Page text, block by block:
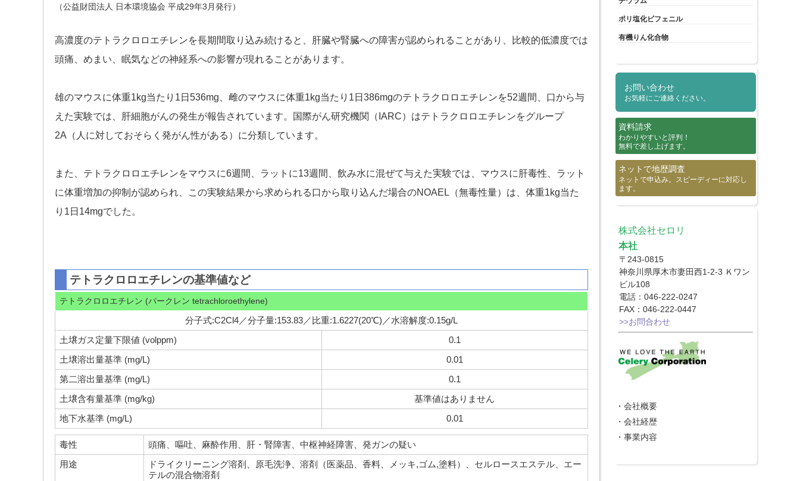
（公益財団法人 日本環境協会 平成29年3月発行）
高濃度のテトラクロロエチレンを長期間取り込み続けると、肝臓や腎臓への障害が認められることがあり、比較的低濃度では
頭痛、めまい、眠気などの神経系への影響が現れることがあります。
雄のマウスに体重1kg当たり1日536mg、雌のマウスに体重1kg当たり1日386mgのテトラクロロエチレンを52週間、口から与
えた実験では、肝細胞がんの発生が報告されています。国際がん研究機関（IARC）はテトラクロロエチレンをグループ
2A（人に対しておそらく発がん性がある）に分類しています。
また、テトラクロロエチレンをマウスに6週間、ラットに13週間、飲み水に混ぜて与えた実験では、マウスに肝毒性、ラット
に体重増加の抑制が認められ、この実験結果から求められる口から取り込んだ場合のNOAEL（無毒性量）は、体重1kg当た
り1日14mgでした。
テトラクロロエチレンの基準値など
テトラクロロエチレン (パークレン tetrachloroethylene)
分子式:C2Cl4／分子量:153.83／比重:1.6227(20℃)／水溶解度:0.15g/L
土壌ガス定量下限値 (volppm)
0.1
土壌溶出量基準 (mg/L)
0.01
第二溶出量基準 (mg/L)
0.1
土壌含有量基準 (mg/kg)
基準値はありません
地下水基準 (mg/L)
0.01
毒性
頭痛、嘔吐、麻酔作用、肝・腎障害、中枢神経障害、発ガンの疑い
用途
ドライクリーニング溶剤、原毛洗浄、溶剤（医薬品、香料、メッキ,ゴム,塗料）、セルロースエステル、エー
テルの混合物溶剤
ポリ塩化ビフェニル
有機りん化合物
お問い合わせ
お気軽にご連絡ください。
資料請求
わかりやすいと評判！
無料で差し上げます。
ネットで地歴調査
ネットで申込み。スピーディーに対応し
ます。
株式会社セロリ
本社
〒243-0815
神奈川県厚木市妻田西1-2-3 Ｋワン
ビル108
電話：046-222-0247
FAX：046-222-0447
>>お問合わせ
・会社概要
・会社経歴
・事業内容